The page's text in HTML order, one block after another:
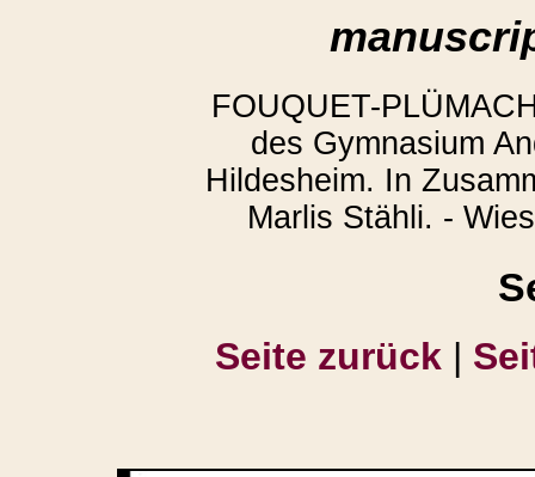
FOUQUET-
des Gymnasium
Hildesheim. In
Marlis Stähli. -
Seite zurück |